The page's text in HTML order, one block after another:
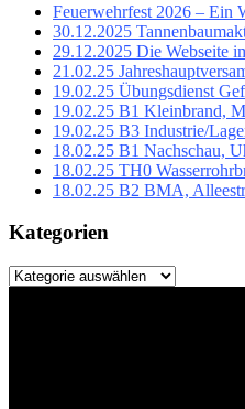
Feuerwehrfest 2026 – Ein
30.12.2025
29.12.2025 Die Webseite
21.02.25
19.02.25 Übungsdienst
19.02.25 B1 Kleinbrand,
19.02.25 B3 Industrie/
18.02.25 B1 Nachschau,
18.02.25 TH0
18.02.25 B2 BMA,
Kategorien
Kategorien